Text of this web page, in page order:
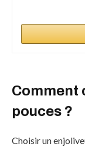
Comment
pouces ?
Choisir un